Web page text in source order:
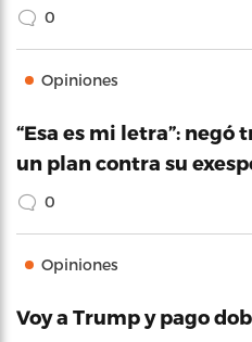
0
Opiniones
“Esa es mi letra”: negó
un plan contra su
0
Opiniones
Voy a Trump y pago